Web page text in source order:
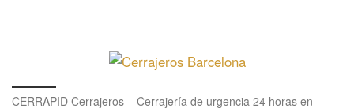
CERRAPID Cerrajeros – Cerrajería de urgencia 24 horas en